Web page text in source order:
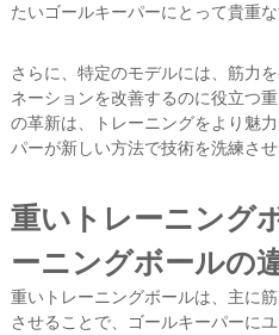
たいゴールキーパーにとって貴重な
さらに、特定のモデルには、筋力
ネーションを改善するのに役立つ
の革新は、トレーニングをより魅
パーが新しい方法で技術を洗練さ
重いトレーニング
ーニングボールの
重いトレーニングボールは、主に
させることで、ゴールキーパーに